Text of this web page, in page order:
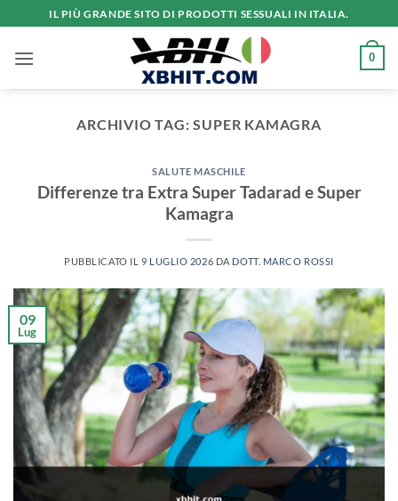
ai
contenuti
IL PIÙ GRANDE SITO DI PRODOTTI SESSUALI IN ITALIA.
0
ARCHIVIO TAG:SUPER KAMAGRA
SALUTE MASCHILE
Differenze tra Extra Super Tadarad e Super
Kamagra
PUBBLICATO IL 9 LUGLIO 2026 DA DOTT. MARCO ROSSI
09
Lug